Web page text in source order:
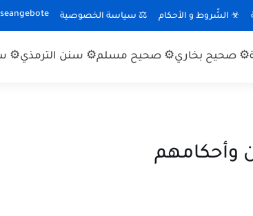
☣ الشّروط و الأحكام ⚖ سياسة الخصوصية
⚙ صحيح بخاري⚙ صحيح مسلم⚙ سنن الترمذي⚙